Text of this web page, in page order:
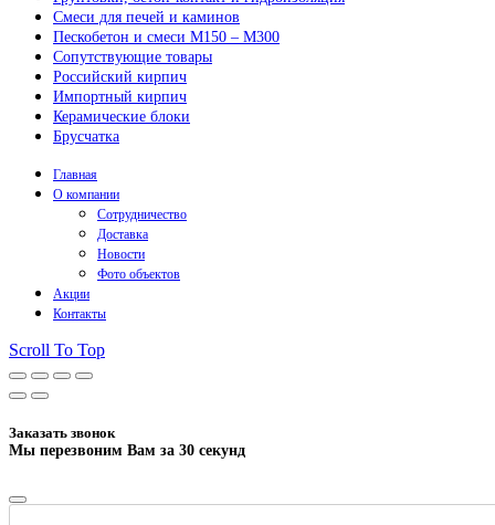
Смеси для печей и каминов
Пескобетон и смеси М150 – М300
Сопутствующие товары
Российский кирпич
Импортный кирпич
Керамические блоки
Брусчатка
Главная
О компании
Сотрудничество
Доставка
Новости
Фото объектов
Акции
Контакты
Scroll To Top
Заказать звонок
Мы перезвоним Вам за 30 секунд